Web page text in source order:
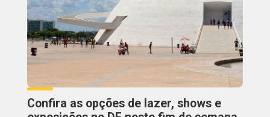
Confira as opções de lazer, shows e